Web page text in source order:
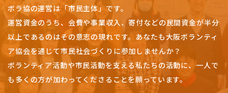
ボラ協の運営は「市民主体」です。
運営資金のうち、会費や事業収入、寄付などの民間資金が半分
以上であるのはその意志の現れです。 あなたも大阪ボランティ
ア協会を通じて市民社会づくりに参加しませんか？
ボランティア活動や市民活動を支える私たちの活動に、一人で
も多くの方が加わってくださることを願っています。